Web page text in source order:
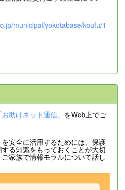
municipal/yokotabase/koufu/1
お助けネット通信 」をWeb上でご
安全に活用するためには、保護
る知識をもっておくことが大切
家族で情報モラルについて話し